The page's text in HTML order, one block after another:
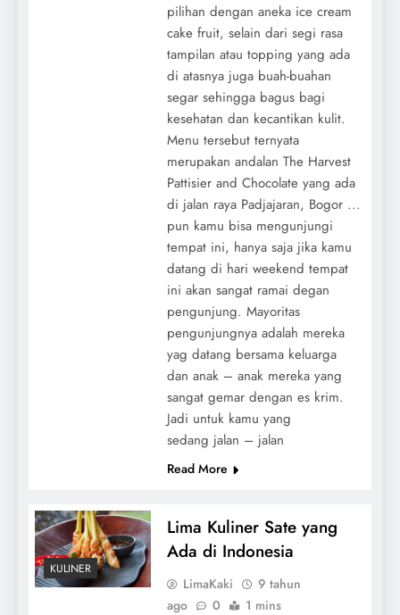
pilihan dengan aneka ice cream
cake fruit, selain dari segi rasa
tampilan atau topping yang ada
di atasnya juga buah-buahan
segar sehingga bagus bagi
kesehatan dan kecantikan kulit.
Menu tersebut ternyata
merupakan andalan The Harvest
Pattisier and Chocolate yang ada
di jalan raya Padjajaran, Bogor ...
pun kamu bisa mengunjungi
tempat ini, hanya saja jika kamu
datang di hari weekend tempat
ini akan sangat ramai degan
pengunjung. Mayoritas
pengunjungnya adalah mereka
yag datang bersama keluarga
dan anak – anak mereka yang
sangat gemar dengan es krim.
Jadi untuk kamu yang
sedang jalan – jalan
Read More
KULINER
Lima Kuliner Sate yang
Ada di Indonesia
LimaKaki
9 tahun
ago
0 1 mins